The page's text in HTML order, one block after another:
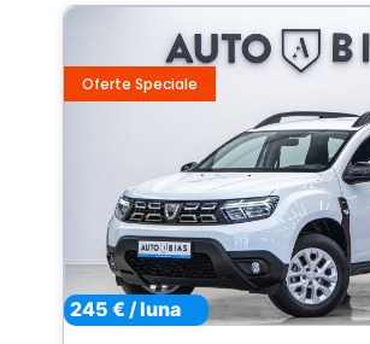
Oferte Speciale
245 € / luna